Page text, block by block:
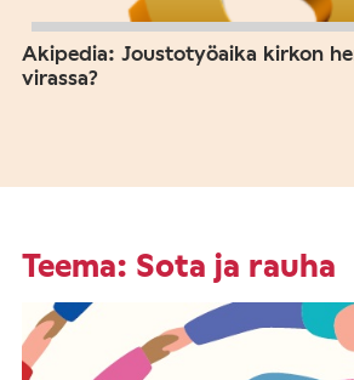
Akipedia: Joustotyöaika kirkon
virassa?
Teema: Sota ja rauha